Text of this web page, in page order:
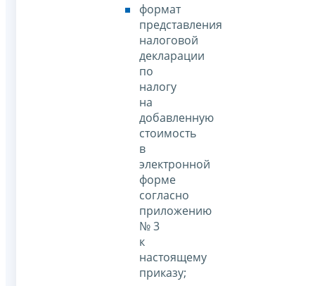
формат
представления
налоговой
декларации
по
налогу
на
добавленную
стоимость
в
электронной
форме
согласно
приложению
№ 3
к
настоящему
приказу;